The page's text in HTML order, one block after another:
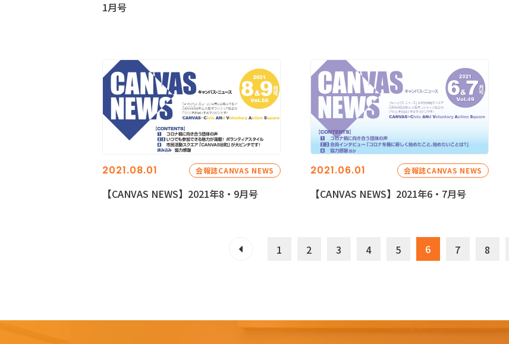
1月号
2021.08.01 会報誌CANVAS NEWS
【CANVAS NEWS】2021年8・9月号
2021.06.01 会報誌CANVAS NEWS
【CANVAS NEWS】2021年6・7月号
1 2 3 4 5 6 7 8